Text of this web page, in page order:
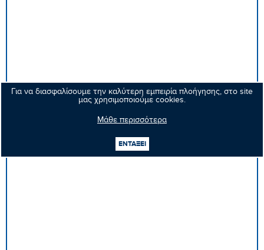
Για να διασφαλίσουμε την καλύτερη εμπειρία πλοήγησης, στο site
μας χρησιμοποιούμε cookies.
Μάθε περισσότερα
ΕΝΤΑΞΕΙ